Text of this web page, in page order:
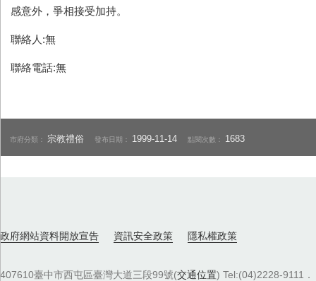
感意外，爭相接受加持。
聯絡人:無
聯絡電話:無
市府分類： 宗教禮俗 發布日期： 1999-11-14 點閱次數： 1683
政府網站資料開放宣告 資訊安全政策 隱私權政策
407610臺中市西屯區臺灣大道三段99號(交通位置) Tel:(04)2228-9111．